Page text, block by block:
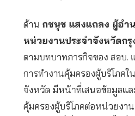
ด้าน กชนุช แสงแถลง ผู้อำ
หน่วยงานประจำจังหวัดกรุ
ตามบทบาทภารกิจของ สอบ.
การทำงานคุ้มครองผู้บริโภค
จังหวัด มีหน้าที่เสนอข้อมูลแล
คุ้มครองผู้บริโภคต่อหน่วยงา